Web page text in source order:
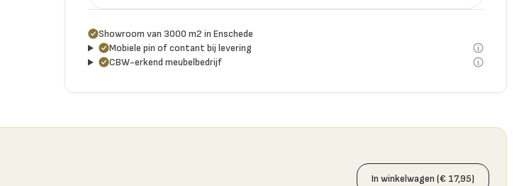
Showroom van 3000 m2 in Enschede
Mobiele pin of contant bij levering
CBW-erkend meubelbedrijf
In winkelwagen (€ 17,95)